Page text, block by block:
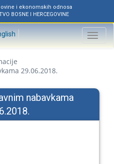
i ekonomskih odnosa
BOSNE I HERCEGOVINE
Toggle
29.06.2018.
nabavkama